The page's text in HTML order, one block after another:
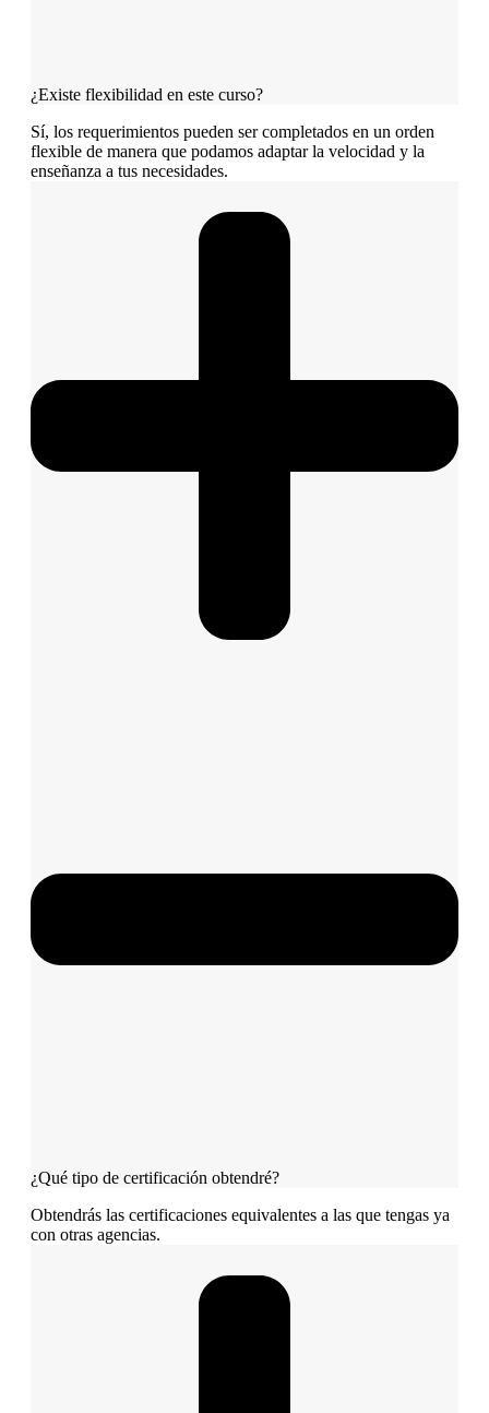
¿Existe flexibilidad en este curso?
Sí, los requerimientos pueden ser completados en un orden
flexible de manera que podamos adaptar la velocidad y la
enseñanza a tus necesidades.
¿Qué tipo de certificación obtendré?
Obtendrás las certificaciones equivalentes a las que tengas ya
con otras agencias.